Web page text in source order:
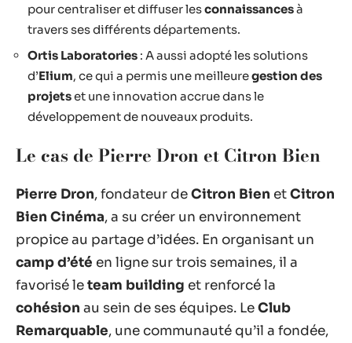
pour centraliser et diffuser lesconnaissancesà
travers ses différents départements.
Ortis Laboratories : A aussi adopté les solutions
d’Elium, ce qui a permis une meilleuregestion des
projetset une innovation accrue dans le
développement de nouveaux produits.
Le cas de Pierre Dron et Citron Bien
Pierre Dron, fondateur deCitron Bien etCitron
Bien Cinéma, a su créer un environnement
propice au partage d’idées. En organisant un
camp d’été en ligne sur trois semaines, il a
favorisé leteam building et renforcé la
cohésion au sein de ses équipes. LeClub
Remarquable, une communauté qu’il a fondée,